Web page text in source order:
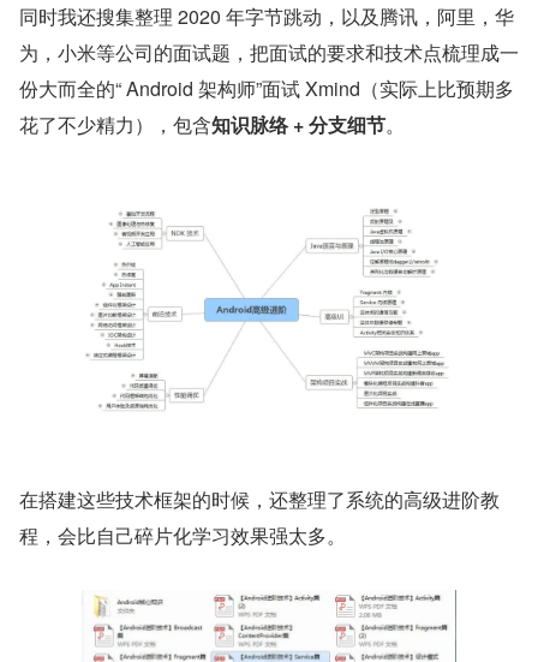
同时我还搜集整理 2020 年字节跳动，以及腾讯，阿里，华
为，小米等公司的面试题，把面试的要求和技术点梳理成一
份大而全的“ Android 架构师”面试 Xmind（实际上比预期多
花了不少精力），包含知识脉络 + 分支细节。
在搭建这些技术框架的时候，还整理了系统的高级进阶教
程，会比自己碎片化学习效果强太多。